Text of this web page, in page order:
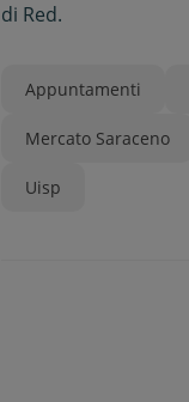
di Red.
Appuntamenti
Mercato Saraceno
Uisp